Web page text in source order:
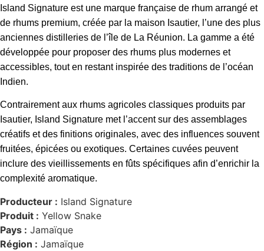
Island Signature est une marque française de rhum arrangé et
de rhums premium, créée par la maison Isautier, l’une des plus
anciennes distilleries de l’île de La Réunion. La gamme a été
développée pour proposer des rhums plus modernes et
accessibles, tout en restant inspirée des traditions de l’océan
Indien.
Contrairement aux rhums agricoles classiques produits par
Isautier, Island Signature met l’accent sur des assemblages
créatifs et des finitions originales, avec des influences souvent
fruitées, épicées ou exotiques. Certaines cuvées peuvent
inclure des vieillissements en fûts spécifiques afin d’enrichir la
complexité aromatique.
Producteur : Island Signature
Produit : Yellow Snake
Pays : Jamaïque
Région : Jamaïque